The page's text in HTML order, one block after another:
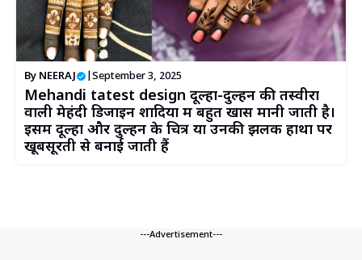
By NEERAJ September 3, 2025
Mehandi tatest design दूल्हा-दुल्हन की तस्वीरों
वाली मेहंदी डिजाइन शादियों में बहुत खास मानी जाती है।
इसमें दूल्हा और दुल्हन के चित्र या उनकी झलकें हाथों पर
खूबसूरती से बनाई जाती हैं
---Advertisement---